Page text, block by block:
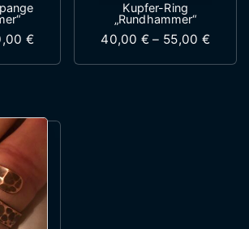
€ Preisspanne: 60,00 € bis 70,00 €
Produkt weist mehrere
Kupfer-Ring
„Rundhammer“
40,00€ – 55,00 €
Dieses